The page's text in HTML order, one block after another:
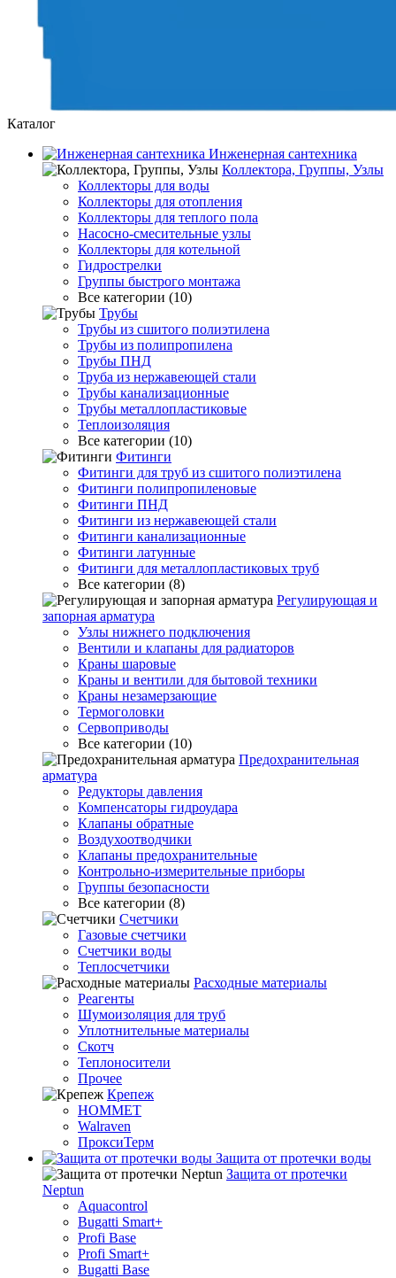
Каталог
Инженерная сантехника
Коллектора, Группы, Узлы
Коллекторы для воды
Коллекторы для отопления
Коллекторы для теплого пола
Насосно-смесительные узлы
Коллекторы для котельной
Гидрострелки
Группы быстрого монтажа
Все категории (10)
Трубы
Трубы из сшитого полиэтилена
Трубы из полипропилена
Трубы ПНД
Труба из нержавеющей стали
Трубы канализационные
Трубы металлопластиковые
Теплоизоляция
Все категории (10)
Фитинги
Фитинги для труб из сшитого полиэтилена
Фитинги полипропиленовые
Фитинги ПНД
Фитинги из нержавеющей стали
Фитинги канализационные
Фитинги латунные
Фитинги для металлопластиковых труб
Все категории (8)
Регулирующая и
запорная арматура
Узлы нижнего подключения
Вентили и клапаны для радиаторов
Краны шаровые
Краны и вентили для бытовой техники
Краны незамерзающие
Термоголовки
Сервоприводы
Все категории (10)
Предохранительная
арматура
Редукторы давления
Компенсаторы гидроудара
Клапаны обратные
Воздухоотводчики
Клапаны предохранительные
Контрольно-измерительные приборы
Группы безопасности
Все категории (8)
Счетчики
Газовые счетчики
Счетчики воды
Теплосчетчики
Расходные материалы
Реагенты
Шумоизоляция для труб
Уплотнительные материалы
Скотч
Теплоносители
Прочее
Крепеж
HOMMET
Walraven
ПроксиТерм
Защита от протечки воды
Защита от протечки
Neptun
Aquacontrol
Bugatti Smart+
Profi Base
Profi Smart+
Bugatti Base